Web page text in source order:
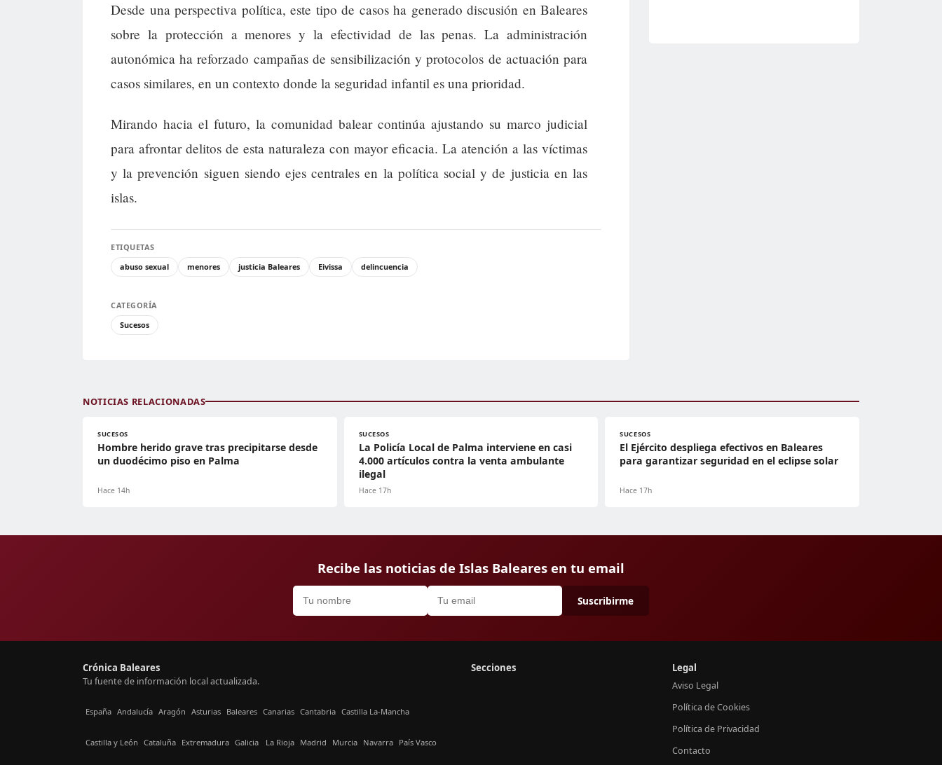
Desde una perspectiva política, este tipo de casos ha generado discusión en Baleares
sobre la protección a menores y la efectividad de las penas. La administración
autonómica ha reforzado campañas de sensibilización y protocolos de actuación para
casos similares, en un contexto donde la seguridad infantil es una prioridad.
Mirando hacia el futuro, la comunidad balear continúa ajustando su marco judicial
para afrontar delitos de esta naturaleza con mayor eficacia. La atención a las víctimas
y la prevención siguen siendo ejes centrales en la política social y de justicia en las
islas.
ETIQUETAS
abuso sexual
menores justicia Baleares Eivissa delincuencia
CATEGORÍA
Sucesos
NOTICIAS RELACIONADAS
SUCESOS
Hombre herido grave tras precipitarse desde
un duodécimo piso en Palma
Hace 14h
SUCESOS
La Policía Local de Palma interviene en casi
4.000 artículos contra la venta ambulante
ilegal
Hace 17h
SUCESOS
El Ejército despliega efectivos en Baleares
para garantizar seguridad en el eclipse solar
Hace 17h
Recibe las noticias de Islas Baleares en tu email
Suscribirme
Crónica Baleares
Tu fuente de información local actualizada.
España Andalucía Aragón Asturias Baleares Canarias Cantabria Castilla La-Mancha
Castilla y León Cataluña Extremadura Galicia La Rioja Madrid Murcia Navarra País Vasco
Secciones Legal
Aviso Legal
Política de Cookies
Política de Privacidad
Contacto